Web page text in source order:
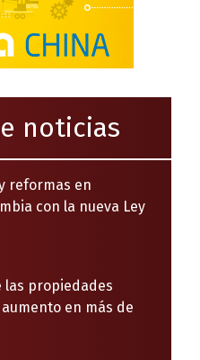
noticias
reformas en
con la nueva Ley
las propiedades
en más de